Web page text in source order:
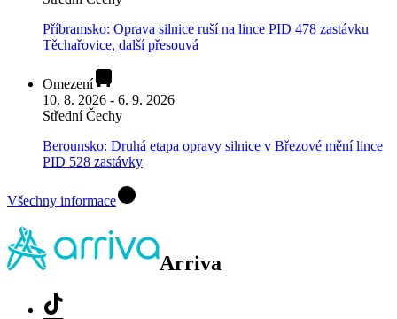
Příbramsko: Oprava silnice ruší na lince PID 478 zastávku
Těchařovice, další přesouvá
Omezení
10. 8. 2026 - 6. 9. 2026
Střední Čechy
Berounsko: Druhá etapa opravy silnice v Březové mění lince
PID 528 zastávky
Všechny informace
Arriva